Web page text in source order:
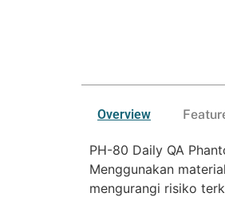
Overview
PH-80 Daily QA
Menggunakan material
mengurangi risiko